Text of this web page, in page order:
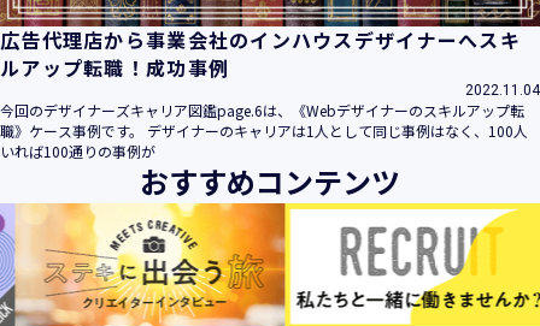
広告代理店から事業会社のインハウスデザイナーへスキ
ルアップ転職！成功事例
2022.11.04
今回のデザイナーズキャリア図鑑page.6は、《Webデザイナーのスキルアップ転
職》ケース事例です。 デザイナーのキャリアは1人として同じ事例はなく、100人
いれば100通りの事例が
おすすめコンテンツ